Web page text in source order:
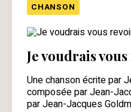
CHANSON
Je voudrais
Une chanson écrite par
composée par Jean-
par Jean-Jacques